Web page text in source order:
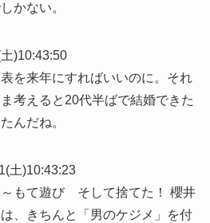
かない。
)10:43:50
を来年にすればいいのに。それ
考えると20代半ばで結婚できた
んだね。
土)10:43:23
もて遊び そして捨てた！ 櫻井
、きちんと「男のケジメ」を付